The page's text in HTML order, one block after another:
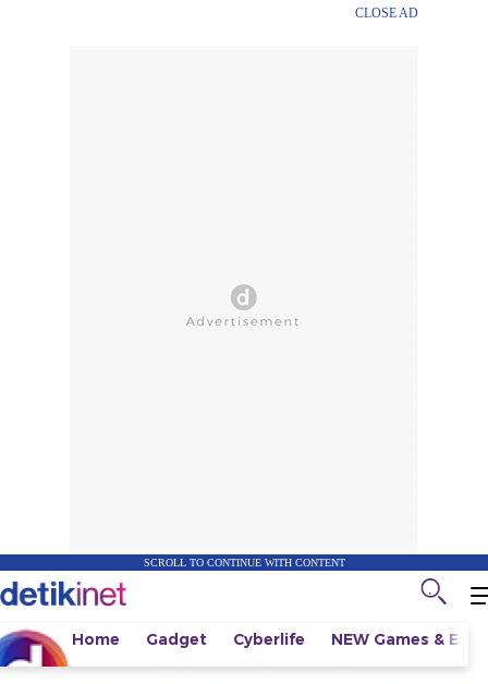
CLOSE AD
SCROLL TO CONTINUE WITH CONTENT
Home Gadget Cyberlife NEW Games &